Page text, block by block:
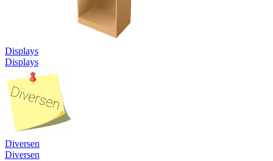
Displays
Displays
Diversen
Diversen